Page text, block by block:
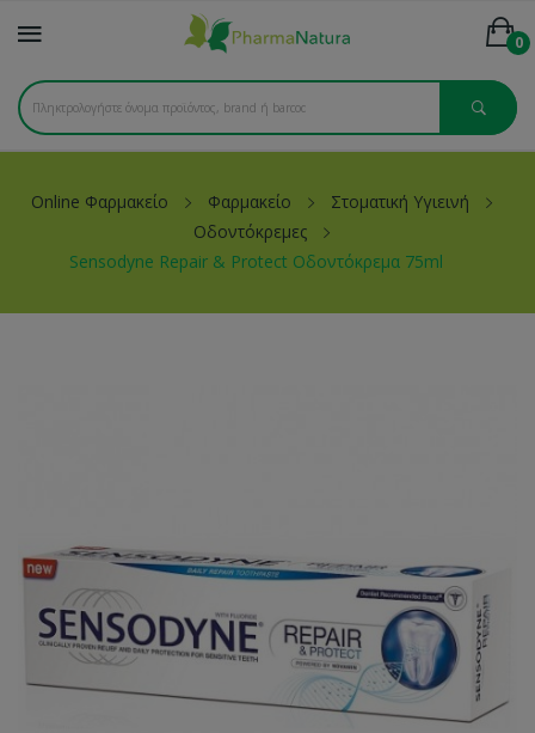
0
Online Φαρμακείο Φαρμακείο
Στοματική Υγιεινή
Οδοντόκρεμες
Sensodyne Repair & Protect Οδοντόκρεμα 75ml